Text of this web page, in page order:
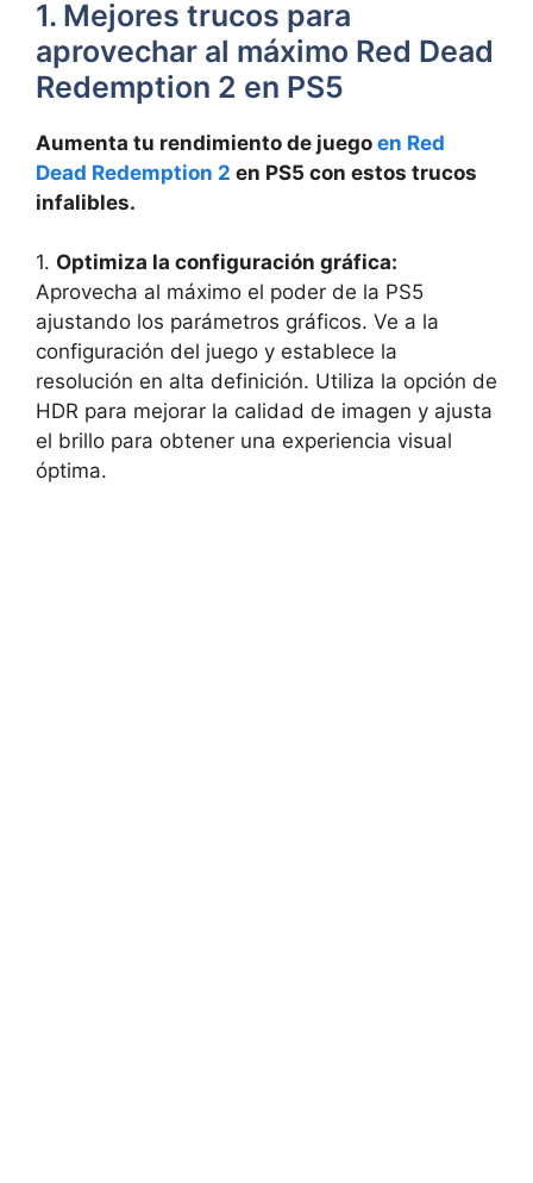
1. Mejores trucos para
aprovechar al máximo Red Dead
Redemption 2 en PS5
Aumenta tu rendimiento de juego en Red
Dead Redemption 2 en PS5 con estos trucos
infalibles.
1. Optimiza la configuración gráfica:
Aprovecha al máximo el poder de la PS5
ajustando los parámetros gráficos. Ve a la
configuración del juego y establece la
resolución en alta definición. Utiliza la opción de
HDR para mejorar la calidad de imagen y ajusta
el brillo para obtener una experiencia visual
óptima.